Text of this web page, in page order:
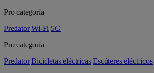
Pro categoría
Predator Wi-Fi 5G
Pro categoría
Predator Bicicletas eléctricas Escúteres eléctricos